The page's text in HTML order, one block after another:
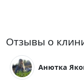
Отзывы о